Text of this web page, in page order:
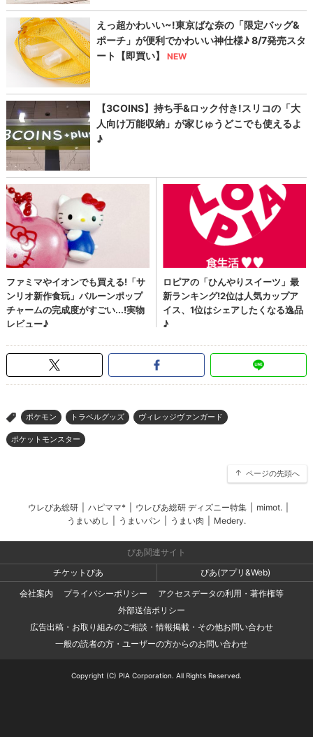
> ポケモン トラベルグッズ ヴィレッジヴァンガード
ポケットモンスター
ページの先頭へ
ウレぴあ総研 ハピママ* ウレぴあ総研 ディズニー特集 mimot.
うまいめし
うまいパン うまい肉 Medery.
ぴあ関連サイト
チケットぴあ
ぴあ(アプリ&Web)
会社案内
プライバシーポリシー
アクセスデータの利用・著作権等
外部送信ポリシー
広告出稿・お取り組みのご相談・情報掲載・その他お問い合わせ
一般の読者の方・ユーザーの方からのお問い合わせ
Copyright (C) PIA Corporation. All Rights Reserved.